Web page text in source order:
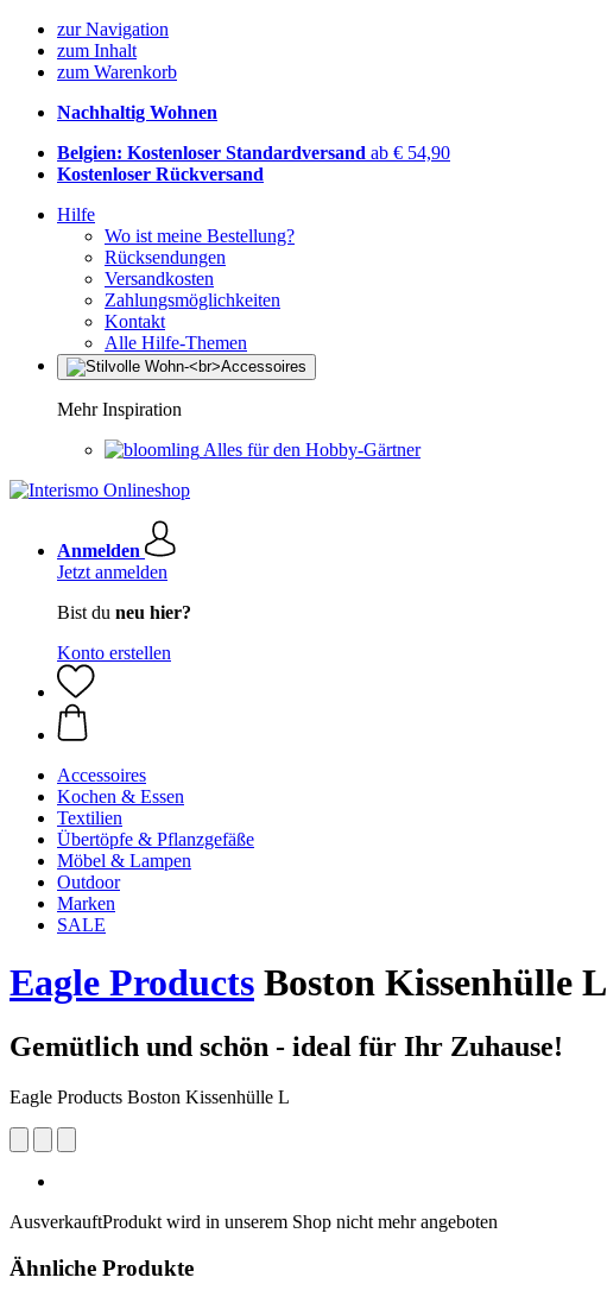
zur Navigation
zum Inhalt
zum Warenkorb
Nachhaltig Wohnen
Belgien: Kostenloser Standardversand ab € 54,90
Kostenloser Rückversand
Hilfe
Wo ist meine Bestellung?
Rücksendungen
Versandkosten
Zahlungsmöglichkeiten
Kontakt
Alle Hilfe-Themen
Mehr Inspiration
Alles für den Hobby-Gärtner
Anmelden
Jetzt anmelden
Bist du neu hier?
Konto erstellen
Accessoires
Kochen & Essen
Textilien
Übertöpfe & Pflanzgefäße
Möbel & Lampen
Outdoor
Marken
SALE
Eagle Products Boston Kissenhülle L
Gemütlich und schön - ideal für Ihr Zuhause!
Eagle Products Boston Kissenhülle L
AusverkauftProdukt wird in unserem Shop nicht mehr angeboten
Ähnliche Produkte